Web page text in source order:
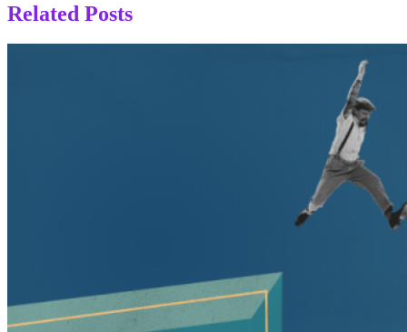
Related Posts